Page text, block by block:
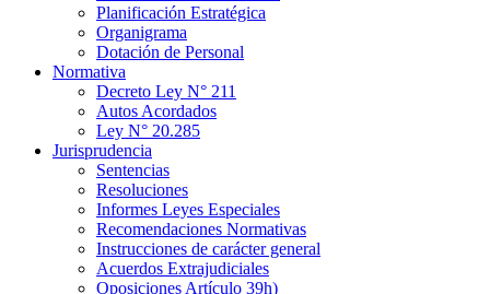
Planificación Estratégica
Organigrama
Dotación de Personal
Normativa
Decreto Ley N° 211
Autos Acordados
Ley N° 20.285
Jurisprudencia
Sentencias
Resoluciones
Informes Leyes Especiales
Recomendaciones Normativas
Instrucciones de carácter general
Acuerdos Extrajudiciales
Oposiciones Artículo 39h)